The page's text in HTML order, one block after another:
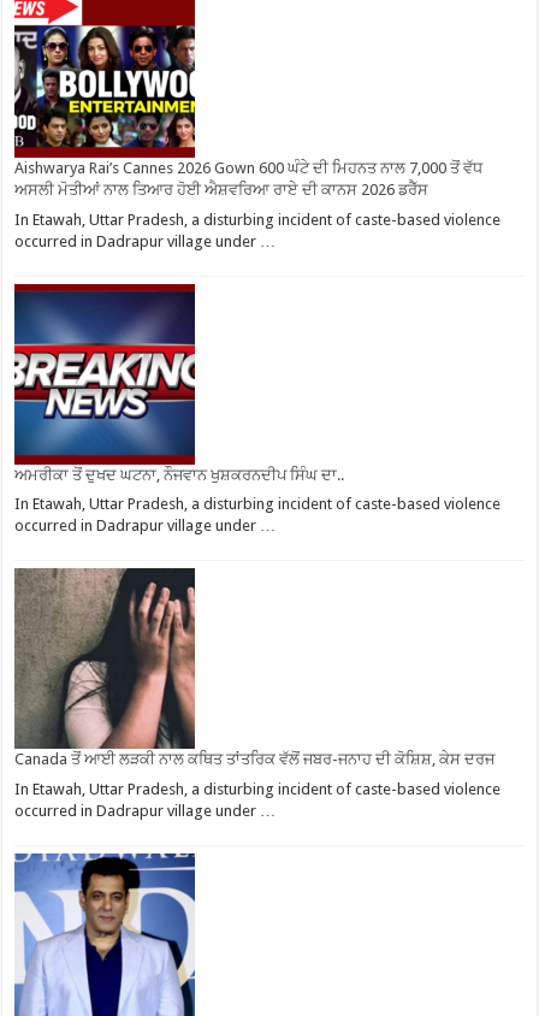
Aishwarya Rai’s Cannes 2026 Gown 600 ਘੰਟੇ ਦੀ ਮਿਹਨਤ ਨਾਲ 7,000 ਤੋਂ ਵੱਧ
ਅਸਲੀ ਮੋਤੀਆਂ ਨਾਲ ਤਿਆਰ ਹੋਈ ਐਸ਼ਵਰਿਆ ਰਾਏ ਦੀ ਕਾਨਸ 2026 ਡਰੈੱਸ
In Etawah, Uttar Pradesh, a disturbing incident of caste-based violence
occurred in Dadrapur village under …
ਅਮਰੀਕਾ ਤੋਂ ਦੁਖਦ ਘਟਨਾ, ਨੌਜਵਾਨ ਖੁਸ਼ਕਰਨਦੀਪ ਸਿੰਘ ਦਾ..
In Etawah, Uttar Pradesh, a disturbing incident of caste-based violence
occurred in Dadrapur village under …
Canada ਤੋਂ ਆਈ ਲੜਕੀ ਨਾਲ ਕਥਿਤ ਤਾਂਤਰਿਕ ਵੱਲੋਂ ਜਬਰ-ਜਨਾਹ ਦੀ ਕੋਸ਼ਿਸ਼, ਕੇਸ ਦਰਜ
In Etawah, Uttar Pradesh, a disturbing incident of caste-based violence
occurred in Dadrapur village under …